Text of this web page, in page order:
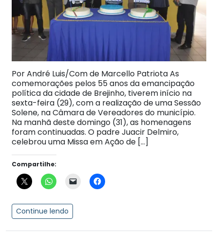
Por André Luis/Com de Marcello Patriota As
comemorações pelos 55 anos da emancipação
política da cidade de Brejinho, tiverem início na
sexta-feira (29), com a realização de uma Sessão
Solene, na Câmara de Vereadores do município.
Na manhã deste domingo (31), as homenagens
foram continuadas. O padre Juacir Delmiro,
celebrou uma Missa em Ação de […]
Compartilhe:
Continue lendo